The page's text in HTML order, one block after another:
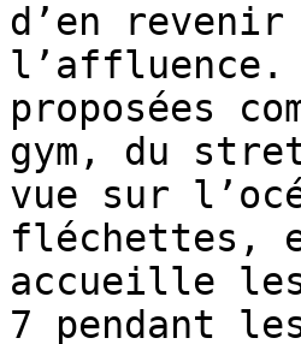
d’en
l’affluence.
proposées
gym, du
vue sur
fléchettes,
accueille
7 pendant